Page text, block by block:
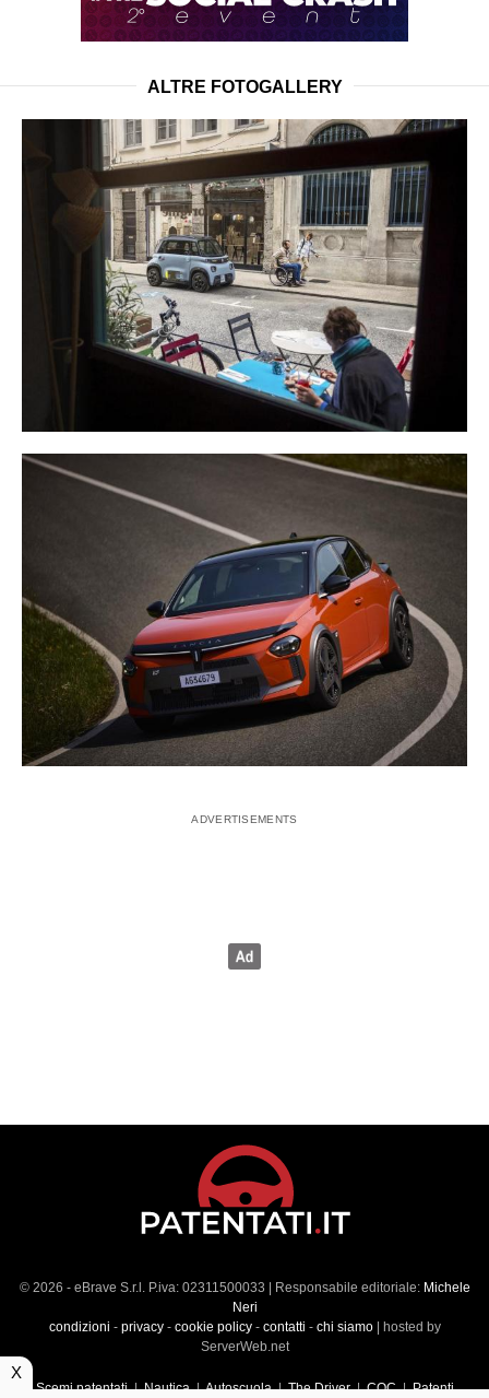
ALTRE FOTOGALLERY
© 2026 - eBrave S.r.l. P.iva: 02311500033 | Responsabile editoriale: Michele
Neri
condizioni - privacy- cookie policy- contatti - chi siamo| hosted by
ServerWeb.net
Scemi patentati|Nautica|Autoscuola|The Driver|CQC|Patenti
X